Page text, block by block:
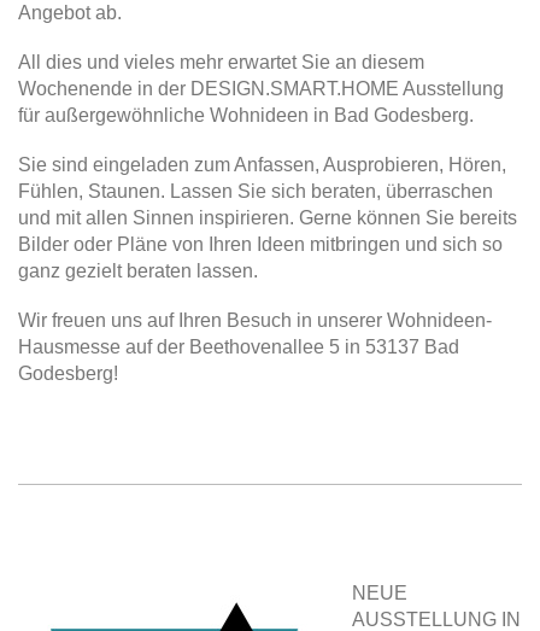
Angebot ab.
All dies und vieles mehr erwartet Sie an diesem
Wochenende in der DESIGN.SMART.HOME Ausstellung
für außergewöhnliche Wohnideen in Bad Godesberg.
Sie sind eingeladen zum Anfassen, Ausprobieren, Hören,
Fühlen, Staunen. Lassen Sie sich beraten, überraschen
und mit allen Sinnen inspirieren. Gerne können Sie bereits
Bilder oder Pläne von Ihren Ideen mitbringen und sich so
ganz gezielt beraten lassen.
Wir freuen uns auf Ihren Besuch in unserer Wohnideen-
Hausmesse auf der Beethovenallee 5 in 53137 Bad
Godesberg!
NEUE
AUSSTELLUNG IN